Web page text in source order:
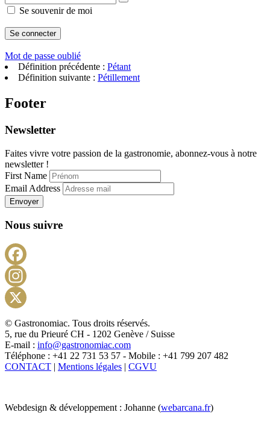
Se souvenir de moi
Mot de passe oublié
Définition précédente : Pétant
Définition suivante : Pétillement
Footer
Newsletter
Faites vivre votre passion de la gastronomie, abonnez-vous à notre
newsletter !
First Name
Email Address
Envoyer
Nous suivre
X
© Gastronomiac. Tous droits réservés.
5, rue du Prieuré CH - 1202 Genève / Suisse
E-mail : info@gastronomiac.com
Téléphone : +41 22 731 53 57 - Mobile : +41 799 207 482
CONTACT | Mentions légales | CGVU
Webdesign & développement : Johanne (webarcana.fr)